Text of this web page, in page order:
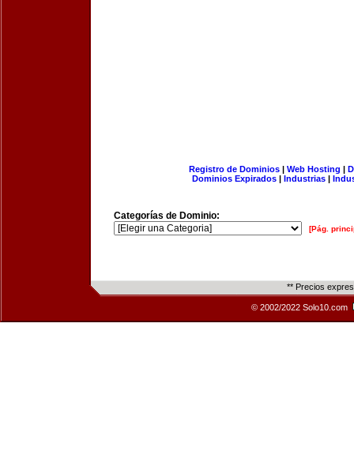
Registro de Dominios| Web Hosting |
Dominios Expirados | Industrias |
Categorías de Dominio:
[Pág.
** Precios
© 2002/2022 Solo10.com